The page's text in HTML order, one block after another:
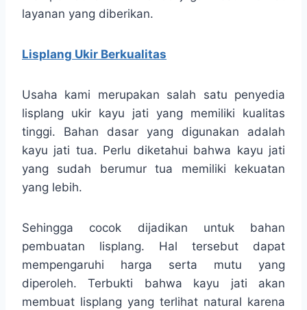
layanan yang diberikan.
Lisplang Ukir Berkualitas
Usaha kami merupakan salah satu penyedia
lisplang ukir kayu jati yang memiliki kualitas
tinggi. Bahan dasar yang digunakan adalah
kayu jati tua. Perlu diketahui bahwa kayu jati
yang sudah berumur tua memiliki kekuatan
yang lebih.
Sehingga cocok dijadikan untuk bahan
pembuatan lisplang. Hal tersebut dapat
mempengaruhi harga serta mutu yang
diperoleh. Terbukti bahwa kayu jati akan
membuat lisplang yang terlihat natural karena